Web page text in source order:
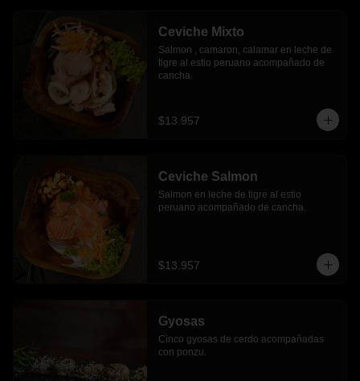
Ceviche Mixto
Salmon , camaron, calamar en leche de
tigre al estio peruano acompañado de
cancha.
$13.957
Ceviche Salmon
Salmon en leche de tigre al estio
peruano acompañado de cancha.
$13.957
Gyosas
Cinco gyosas de cerdo acompañadas
con ponzu.